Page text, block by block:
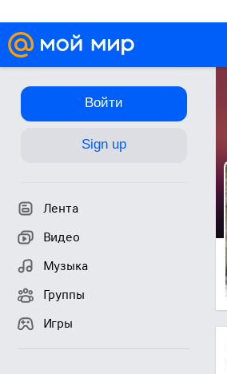
Войти
Sign up
Лента
Видео
Музыка
Группы
Игры